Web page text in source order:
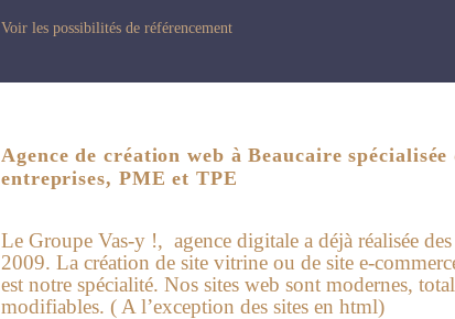
Voir les possibilités de référencement
Agence de création web à Beaucaire
entreprises, PME et TPE
Le Groupe Vas-y !, agence digitale a déjà réalisée
2009. La création de site vitrine ou de site e-
est notre spécialité. Nos sites web sont modernes,
modifiables. ( A l’exception des sites en html)